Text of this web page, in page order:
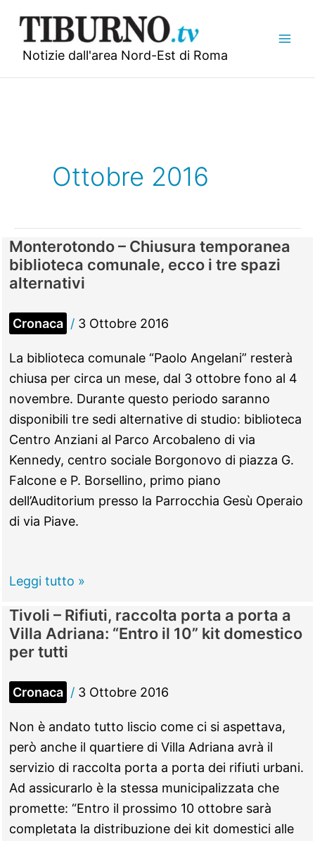
contenuto
Notizie dall'area Nord-Est di Roma
Ottobre 2016
Monterotondo – Chiusura temporanea
biblioteca comunale, ecco i tre spazi
alternativi
Cronaca / 3 Ottobre 2016
La biblioteca comunale “Paolo Angelani” resterà
chiusa per circa un mese, dal 3 ottobre fono al 4
novembre. Durante questo periodo saranno
disponibili tre sedi alternative di studio: biblioteca
Centro Anziani al Parco Arcobaleno di via
Kennedy, centro sociale Borgonovo di piazza G.
Falcone e P. Borsellino, primo piano
dell’Auditorium presso la Parrocchia Gesù Operaio
di via Piave.
Monterotondo
Chiusura
temporanea
biblioteca
comunale,
ecco
i
tre
spazi
alternativi
Leggi tutto »
Tivoli – Rifiuti, raccolta porta a porta a
Villa Adriana: “Entro il 10” kit domestico
per tutti
Cronaca / 3 Ottobre 2016
Non è andato tutto liscio come ci si aspettava,
però anche il quartiere di Villa Adriana avrà il
servizio di raccolta porta a porta dei rifiuti urbani.
Ad assicurarlo è la stessa municipalizzata che
promette: “Entro il prossimo 10 ottobre sarà
completata la distribuzione dei kit domestici alle